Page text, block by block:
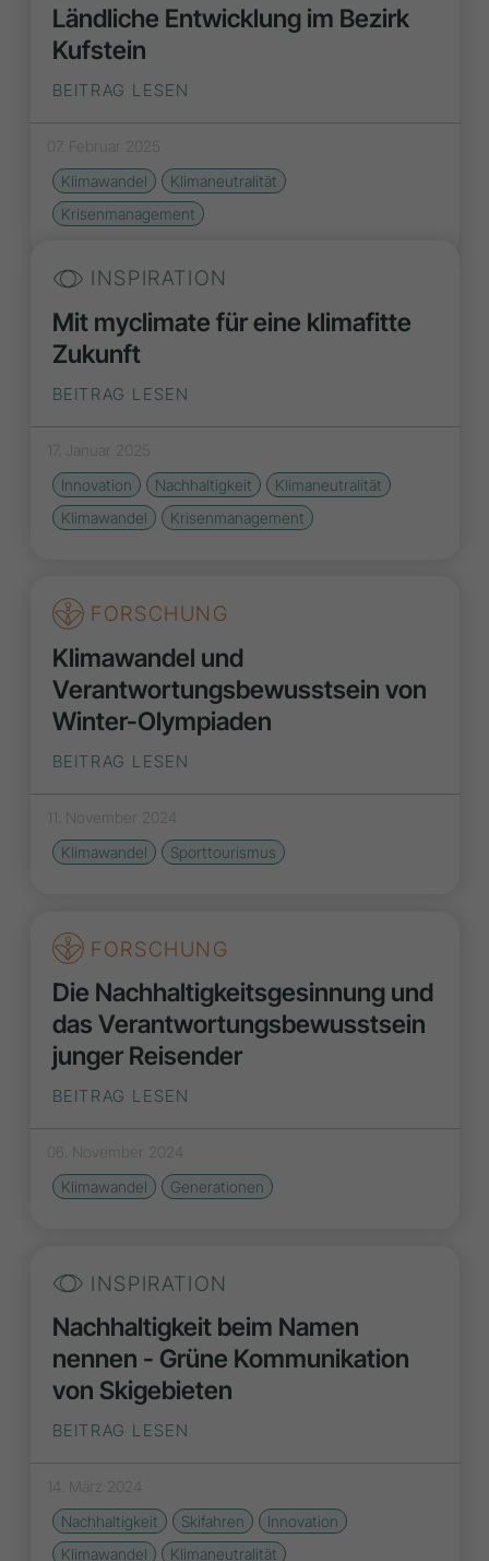
Ländliche Entwicklung im Bezirk
Kufstein
BEITRAG LESEN
07. Februar 2025
Klimawandel
Klimaneutralität
Krisenmanagement
INSPIRATION
Mit myclimate für eine klimafitte
Zukunft
BEITRAG LESEN
17. Januar 2025
Innovation
Nachhaltigkeit
Klimaneutralität
Klimawandel
Krisenmanagement
FORSCHUNG
Klimawandel und
Verantwortungsbewusstsein von
Winter-Olympiaden
BEITRAG LESEN
11. November 2024
Klimawandel
Sporttourismus
FORSCHUNG
Die Nachhaltigkeitsgesinnung und
das Verantwortungsbewusstsein
junger Reisender
BEITRAG LESEN
06. November 2024
Klimawandel
Generationen
INSPIRATION
Nachhaltigkeit beim Namen
nennen - Grüne Kommunikation
von Skigebieten
BEITRAG LESEN
14. März 2024
Nachhaltigkeit
Skifahren
Innovation
Klimawandel
Klimaneutralität